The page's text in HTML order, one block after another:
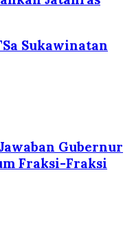
Sukawinatan
Gubernur
Fraksi-Fraksi